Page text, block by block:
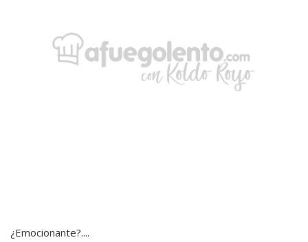
¿Emocionante?....